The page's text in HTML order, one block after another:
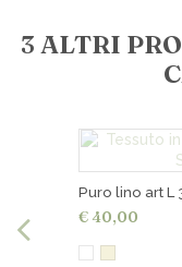
3 ALTRI
Puro lino art L
€ 40,00